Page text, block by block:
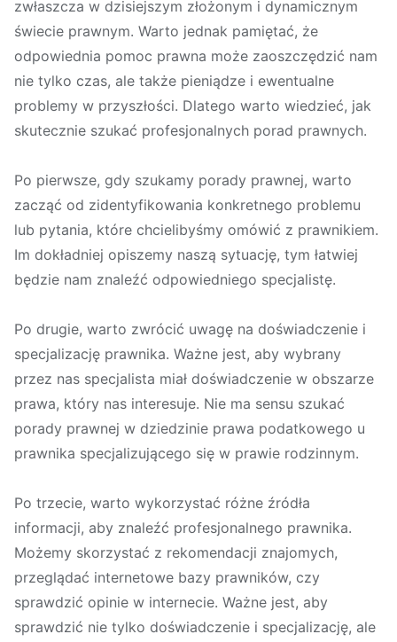
zwłaszcza w dzisiejszym złożonym i dynamicznym
świecie prawnym. Warto jednak pamiętać, że
odpowiednia pomoc prawna może zaoszczędzić nam
nie tylko czas, ale także pieniądze i ewentualne
problemy w przyszłości. Dlatego warto wiedzieć, jak
skutecznie szukać profesjonalnych porad prawnych.
Po pierwsze, gdy szukamy porady prawnej, warto
zacząć od zidentyfikowania konkretnego problemu
lub pytania, które chcielibyśmy omówić z prawnikiem.
Im dokładniej opiszemy naszą sytuację, tym łatwiej
będzie nam znaleźć odpowiedniego specjalistę.
Po drugie, warto zwrócić uwagę na doświadczenie i
specjalizację prawnika. Ważne jest, aby wybrany
przez nas specjalista miał doświadczenie w obszarze
prawa, który nas interesuje. Nie ma sensu szukać
porady prawnej w dziedzinie prawa podatkowego u
prawnika specjalizującego się w prawie rodzinnym.
Po trzecie, warto wykorzystać różne źródła
informacji, aby znaleźć profesjonalnego prawnika.
Możemy skorzystać z rekomendacji znajomych,
przeglądać internetowe bazy prawników, czy
sprawdzić opinie w internecie. Ważne jest, aby
sprawdzić nie tylko doświadczenie i specjalizację, ale